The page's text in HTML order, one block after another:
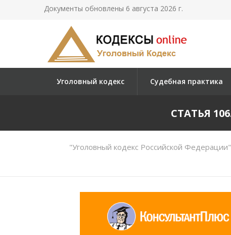
Документы обновлены 6 августа 2026 г.
Уголовный кодекс Судебная практика
СТАТЬЯ
"Уголовный кодекс Российской